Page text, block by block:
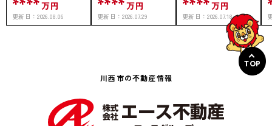
****万円
更新日：2026.08.06
****万円
更新日：2026.07.29
****万円
更新日：2026.07.18
TOP
川西市の不動産情報